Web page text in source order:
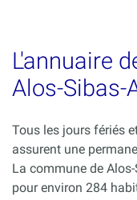
L'annuaire
Alos-Sibas-
Tous les jours fériés
assurent une
La commune de
pour environ 284